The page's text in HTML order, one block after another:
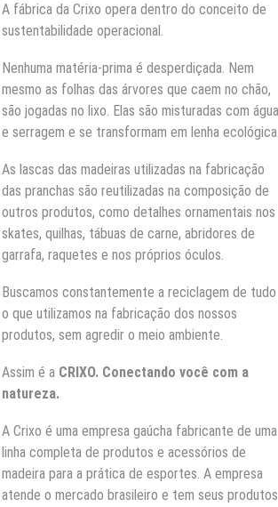
A fábrica da Crixo opera dentro do conceito de
sustentabilidade operacional.
Nenhuma matéria-prima é desperdiçada. Nem
mesmo as folhas das árvores que caem no chão,
são jogadas no lixo. Elas são misturadas com água
e serragem e se transformam em lenha ecológica.
As lascas das madeiras utilizadas na fabricação
das pranchas são reutilizadas na composição de
outros produtos, como detalhes ornamentais nos
skates, quilhas, tábuas de carne, abridores de
garrafa, raquetes e nos próprios óculos.
Buscamos constantemente a reciclagem de tudo
o que utilizamos na fabricação dos nossos
produtos, sem agredir o meio ambiente.
Assim é a CRIXO. Conectando você com a
natureza.
A Crixo é uma empresa gaúcha fabricante de uma
linha completa de produtos e acessórios de
madeira para a prática de esportes. A empresa
atende o mercado brasileiro e tem seus produtos